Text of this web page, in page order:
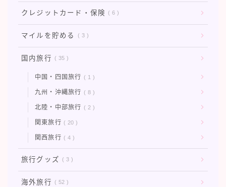
ラスベガス旅行
台湾旅行
クレジットカード・保険 6
マイルを貯める 3
国内旅行 35
中国・四国旅行 1
九州・沖縄旅行 8
北陸・中部旅行 2
関東旅行 20
関西旅行 4
旅行グッズ 3
海外旅行 52